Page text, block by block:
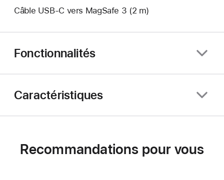
Câble USB-C vers MagSafe 3 (2 m)
Fonctionnalités
Caractéristiques
Recommandations pour vous